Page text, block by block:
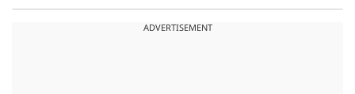
ADVERTISEMENT